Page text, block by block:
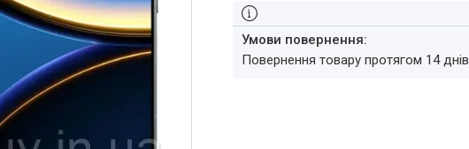
повернення товару протягом 14 днів